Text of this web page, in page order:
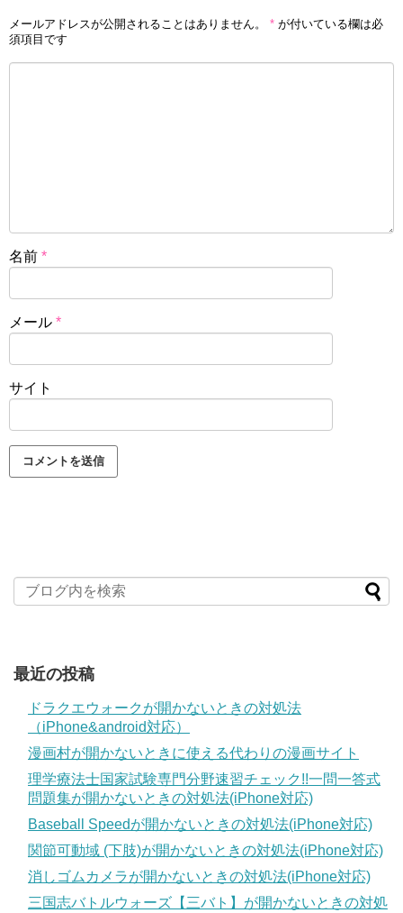
メールアドレスが公開されることはありません。 * が付いている欄は必
須項目です
名前 *
メール *
サイト
最近の投稿
ドラクエウォークが開かないときの対処法
（iPhone&android対応）
漫画村が開かないときに使える代わりの漫画サイト
理学療法士国家試験専門分野速習チェック!!一問一答式
問題集が開かないときの対処法(iPhone対応)
Baseball Speedが開かないときの対処法(iPhone対応)
関節可動域 (下肢)が開かないときの対処法(iPhone対応)
消しゴムカメラが開かないときの対処法(iPhone対応)
三国志バトルウォーズ【三バト】が開かないときの対処